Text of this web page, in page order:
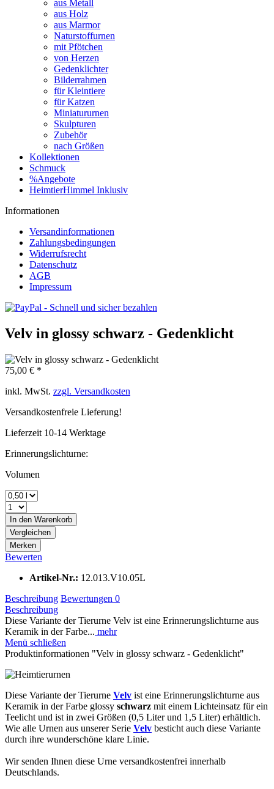
aus Metall
aus Holz
aus Marmor
Naturstoffurnen
mit Pfötchen
von Herzen
Gedenklichter
Bilderrahmen
für Kleintiere
für Katzen
Miniatururnen
Skulpturen
Zubehör
nach Größen
Kollektionen
Schmuck
%Angebote
HeimtierHimmel Inklusiv
Informationen
Versandinformationen
Zahlungsbedingungen
Widerrufsrecht
Datenschutz
AGB
Impressum
Velv in glossy schwarz - Gedenklicht
75,00 € *
inkl. MwSt. zzgl. Versandkosten
Versandkostenfreie Lieferung!
Lieferzeit 10-14 Werktage
Erinnerungslichturne:
Volumen
In den Warenkorb
Vergleichen
Merken
Bewerten
Artikel-Nr.: 12.013.V10.05L
Beschreibung Bewertungen 0
Beschreibung
Diese Variante der Tierurne Velv ist eine Erinnerungslichturne aus
Keramik in der Farbe... mehr
Menü schließen
Produktinformationen "Velv in glossy schwarz - Gedenklicht"
Diese Variante der Tierurne Velv ist eine Erinnerungslichturne aus
Keramik in der Farbe glossy schwarz mit einem Lichteinsatz für ein
Teelicht und ist in zwei Größen (0,5 Liter und 1,5 Liter) erhältlich.
Wie alle Urnen aus unserer Serie Velv besticht auch diese Variante
durch ihre wunderschöne klare Linie.
Wir senden Ihnen diese Urne versandkostenfrei innerhalb
Deutschlands.